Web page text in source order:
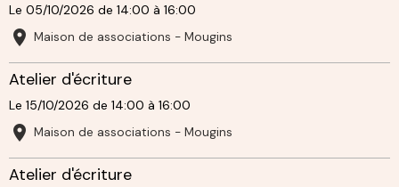
Le 05/10/2026 de 14:00 à 16:00
Maison de associations - Mougins
Atelier d'écriture
Le 15/10/2026 de 14:00 à 16:00
Maison de associations - Mougins
Atelier d'écriture